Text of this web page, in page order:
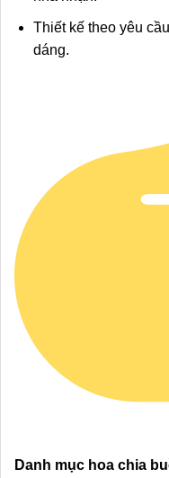
Thiết kế theo yêu
dáng.
Danh mục hoa chia